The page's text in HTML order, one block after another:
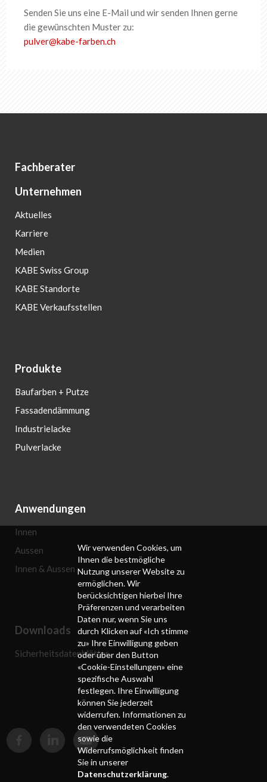
Senden Sie uns eine E-Mail und wir senden Ihnen gerne
die gewünschten Muster zu:
pulver@kabe-farben.ch
Fachberater
Unternehmen
Aktuelles
Karriere
Medien
KABE Swiss Group
KABE Standorte
KABE Verkaufsstellen
Produkte
Baufarben + Putze
Fassadendämmung
Industrielacke
Pulverlacke
Anwendungen
Innen
Aussen
Innen & Aussen
Downloads
Sicherheitsdatenblätter
Wir verwenden Cookies, um
Ihnen die bestmögliche
Nutzung unserer Website zu
ermöglichen. Wir
berücksichtigen hierbei Ihre
Präferenzen und verarbeiten
Daten nur, wenn Sie uns
durch Klicken auf «Ich stimme
zu» Ihre Einwilligung geben
oder über den Button
«Cookie-Einstellungen» eine
spezifische Auswahl
festlegen. Ihre Einwilligung
können Sie jederzeit
widerrufen. Informationen zu
den verwendeten Cookies
sowie die
Widerrufsmöglichkeit finden
Sie in unserer
Datenschutzerklärung.